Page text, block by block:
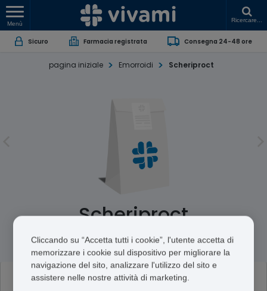
Menù
Ricercare...
Sicuro Farmacia registrata Consegna 24-48 ore
pagina iniziale Emorroidi Scheriproct
Scheriproct
Prednisolone Hexanoate/Cinchocaine Hydrochloride
Scheriproct
Cliccando su “Accetta tutti i cookie”, l'utente accetta di
memorizzare i cookie sul dispositivo per migliorare la
navigazione del sito, analizzare l'utilizzo del sito e
assistere nelle nostre attività di marketing.